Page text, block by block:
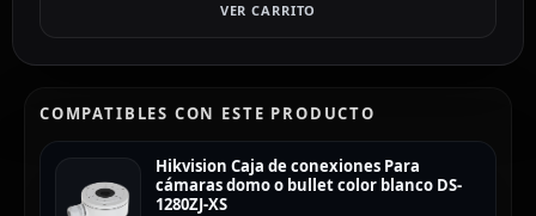
VER CARRITO
COMPATIBLES CON ESTE PRODUCTO
Hikvision Caja de conexiones Para
cámaras domo o bullet color blanco DS-
1280ZJ-XS